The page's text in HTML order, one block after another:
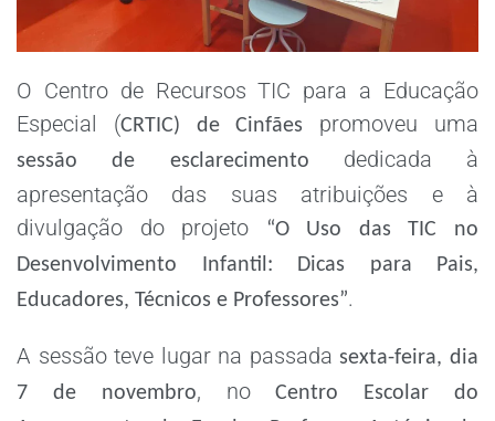
O Centro de Recursos TIC para a Educação
Especial (CRTIC) de Cinfães promoveu uma
sessão de esclarecimento
dedicada à
apresentação das suas atribuições e à
divulgação do projeto
“O Uso das TIC no
Desenvolvimento Infantil: Dicas para Pais,
Educadores, Técnicos e Professores”.
A sessão teve lugar na passada sexta-feira, dia
7 de novembro, noCentro Escolar do